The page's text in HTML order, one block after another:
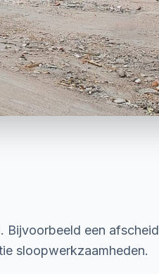
een
sloopwerkzaamheden.